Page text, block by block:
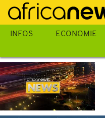
Passer
au
contenu
INFOS ECONOMIE